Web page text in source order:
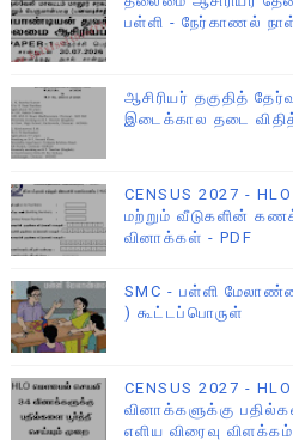
பள்ளி - நேர்காணல்
ஆசிரியர் தகுதித்
இடைக்கால தடை
CENSUS 2027 -
மற்றும் வீடுகளின்
வினாக்கள் - PDF
SMC - பள்ளி
) கூட்டப்பொருள்
CENSUS 2027 -
வினாக்களுக்கு
எளிய விரைவு விளக்கம்